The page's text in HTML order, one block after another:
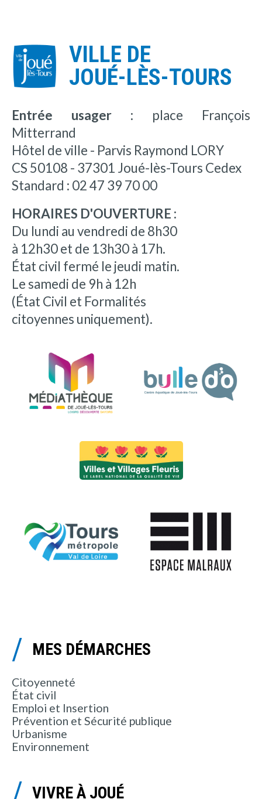
VILLE DE
JOUÉ-LÈS-TOURS
Entrée usager : place François
Mitterrand
Hôtel de ville - Parvis Raymond LORY
CS 50108 - 37301 Joué-lès-Tours Cedex
Standard : 02 47 39 70 00
HORAIRES D'OUVERTURE :
Du lundi au vendredi de 8h30
à 12h30 et de 13h30 à 17h.
État civil fermé le jeudi matin.
Le samedi de 9h à 12h
(État Civil et Formalités
citoyennes uniquement).
MES DÉMARCHES
Citoyenneté
État civil
Emploi et Insertion
Prévention et Sécurité publique
Urbanisme
Environnement
VIVRE À JOUÉ